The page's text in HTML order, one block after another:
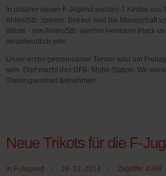
In unserer neuen F-Jugend werden 7 Kinder aus
Ahlen/Stb. spielen. Betreut wird die Mannschaft
Wöste - von Ahlen/Stb. werden Hermann Plock
verantwortlich sein.
Unser erster gemeinsamer Termin wird am
sein. Dort macht das DFB- Mobil Station. Wir
Trainingseinheit teilnehmen.
Neue Trikots für die F-
in F-Jugend 29. 12. 2014 Zugriffe: 4389